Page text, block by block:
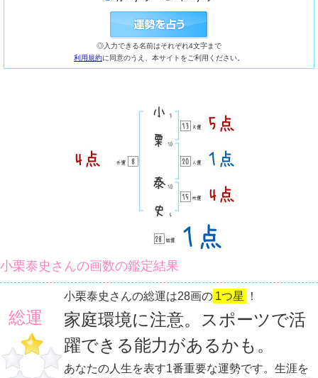
◎入力できる名前はそれぞれ4文字まで
利用規約に同意のうえ、本サイトをご利用ください。
小栗泰史さんの画数の鑑定結果
総運
小栗泰史さんの総運は28画の 1つ星 ！
家庭環境に注意。スポーツで活
躍できる能力があるかも。
あなたの人生を表す1番重要な運勢です。生涯を